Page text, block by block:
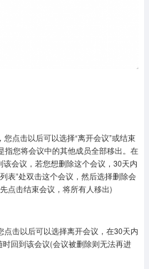
点击以后可以选择“离开会议”或结束
指您将会议中的其他成员全部移出。在
会议，若您想删除这个会议，30天内
表”处双击这个会议，然后选择删除会
点击结束会议，将所有人移出)
击以后可以选择离开会议，在30天内
回到该会议(会议被删除则无法再进